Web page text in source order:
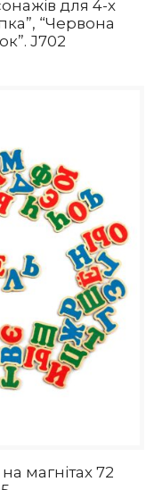
для 4-х
“Червона
J702
магнітах 72